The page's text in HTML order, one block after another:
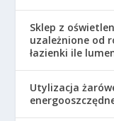
Sklep z
uzależnione od
łazienki ile
Utylizacja